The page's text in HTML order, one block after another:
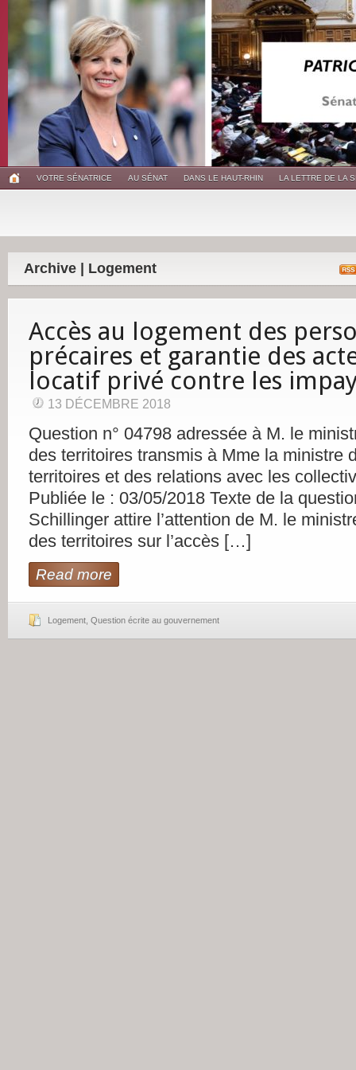
VOTRE SÉNATRICE AU SÉNAT DANS LE HAUT-RHIN LA LETTRE DE LA
Archive | Logement
Accès au logement des
précaires et garantie des
locatif privé contre les
13 DÉCEMBRE 2018
Question n° 04798 adressée à M. le
des territoires transmis à Mme la ministre
territoires et des relations avec les
Publiée le : 03/05/2018 Texte de la
Schillinger attire l’attention de M. le
des territoires sur l’accès […]
Read more
Logement Question écrite au gouvernement